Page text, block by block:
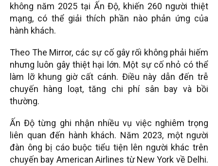
không năm 2025 tại Ấn Độ, khiến 260 người thiệt
mạng, có thể giải thích phần nào phản ứng của
hành khách.
Theo The Mirror, các sự cố gây rối không phải hiếm
nhưng luôn gây thiệt hại lớn. Một sự cố nhỏ có thể
làm lỡ khung giờ cất cánh. Điều này dẫn đến trễ
chuyến hàng loạt, tăng chi phí sân bay và bồi
thường.
Ấn Độ từng ghi nhận nhiều vụ việc nghiêm trọng
liên quan đến hành khách. Năm 2023, một người
đàn ông bị cáo buộc tiểu tiện lên người khác trên
chuyến bay American Airlines từ New York về Delhi.